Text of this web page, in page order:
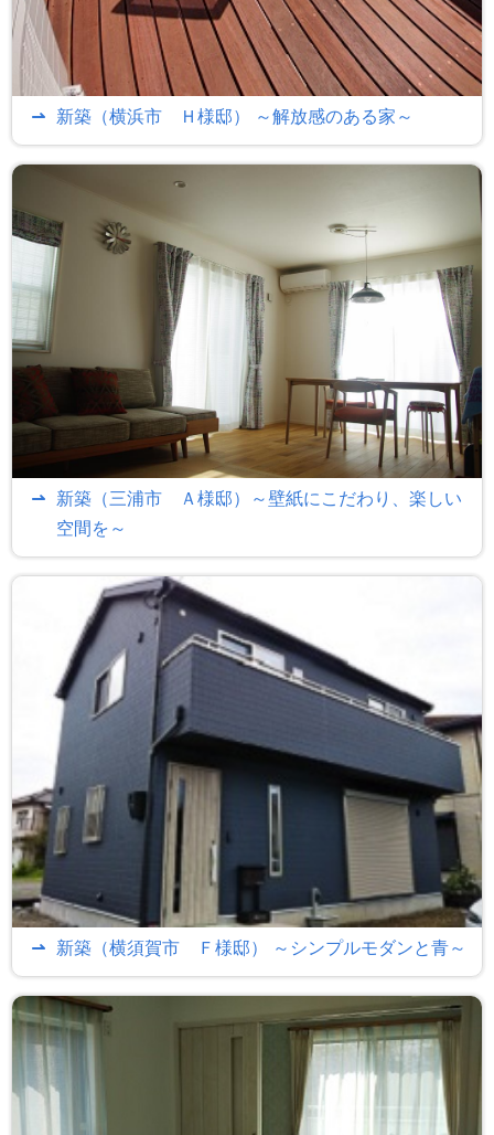
新築（横浜市 Ｈ様邸） ～解放感のある家～
新築（三浦市 Ａ様邸）～壁紙にこだわり、楽しい
空間を～
新築（横須賀市 Ｆ様邸） ～シンプルモダンと青～